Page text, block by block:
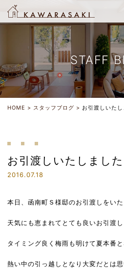
STAFF
HOME スタッフブログ お引渡しいたし
お引渡しいたしました
2016.07.18
本日、函南町Ｓ様邸のお引渡しをいた
天気にも恵まれてとても良いお引渡し
タイミング良く梅雨も明けて夏本番と
熱い中の引っ越しとなり大変だとは